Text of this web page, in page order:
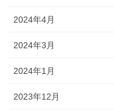
2024年4月
2024年3月
2024年1月
2023年12月